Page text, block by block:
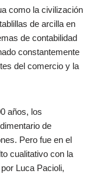
como la civilización
de arcilla en
de contabilidad
constantemente
del comercio y la
años, los
de
Pero fue en el
cualitativo con la
Luca Pacioli,